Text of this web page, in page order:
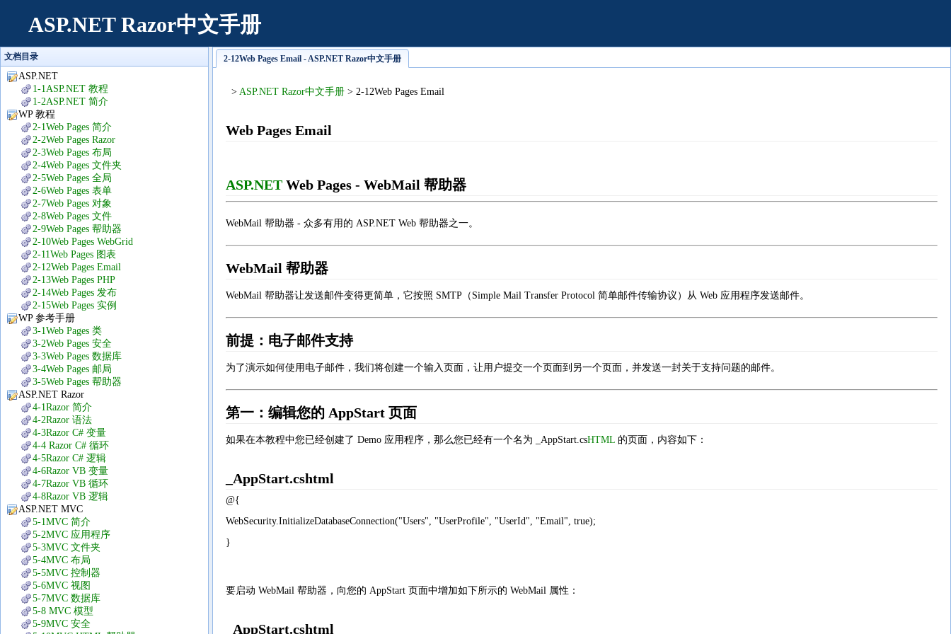
ASP.NET Razor中文手册
文档目录
ASP.NET
1-1ASP.NET 教程
1-2ASP.NET 简介
WP 教程
2-1Web Pages 简介
2-2Web Pages Razor
2-3Web Pages 布局
2-4Web Pages 文件夹
2-5Web Pages 全局
2-6Web Pages 表单
2-7Web Pages 对象
2-8Web Pages 文件
2-9Web Pages 帮助器
2-10Web Pages WebGrid
2-11Web Pages 图表
2-12Web Pages Email
2-13Web Pages PHP
2-14Web Pages 发布
2-15Web Pages 实例
WP 参考手册
3-1Web Pages 类
3-2Web Pages 安全
3-3Web Pages 数据库
3-4Web Pages 邮局
3-5Web Pages 帮助器
ASP.NET Razor
4-1Razor 简介
4-2Razor 语法
4-3Razor C# 变量
4-4 Razor C# 循环
4-5Razor C# 逻辑
4-6Razor VB 变量
4-7Razor VB 循环
4-8Razor VB 逻辑
ASP.NET MVC
5-1MVC 简介
5-2MVC 应用程序
5-3MVC 文件夹
5-4MVC 布局
5-5MVC 控制器
5-6MVC 视图
5-7MVC 数据库
5-8 MVC 模型
5-9MVC 安全
2-12Web Pages Email - ASP.NET Razor中文手册
> ASP.NET Razor中文手册 > 2-12Web Pages Email
Web Pages Email
ASP.NET Web Pages - WebMail 帮助器
WebMail 帮助器 - 众多有用的 ASP.NET Web 帮助器之一。
WebMail 帮助器
WebMail 帮助器让发送邮件变得更简单，它按照 SMTP（Simple Mail Transfer Protocol 简单邮件传输协议）从 Web 应用程序发送邮件。
前提：电子邮件支持
为了演示如何使用电子邮件，我们将创建一个输入页面，让用户提交一个页面到另一个页面，并发送一封关于支持问题的邮件。
第一：编辑您的 AppStart 页面
如果在本教程中您已经创建了 Demo 应用程序，那么您已经有一个名为 _AppStart.csHTML 的页面，内容如下：
_AppStart.cshtml
@{
WebSecurity.InitializeDatabaseConnection("Users", "UserProfile", "UserId", "Email", true);
}
要启动 WebMail 帮助器，向您的 AppStart 页面中增加如下所示的 WebMail 属性：
_AppStart.cshtml